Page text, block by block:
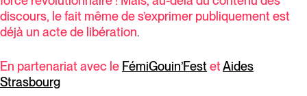
discours, le fait même de s’exprimer publiquement est
déjà un acte de libération.
En partenariat avec le FémiGouin’FestetAides
Strasbourg